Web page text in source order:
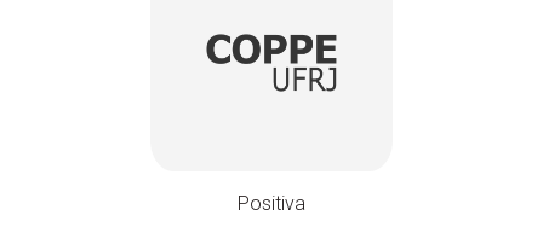
Positiva